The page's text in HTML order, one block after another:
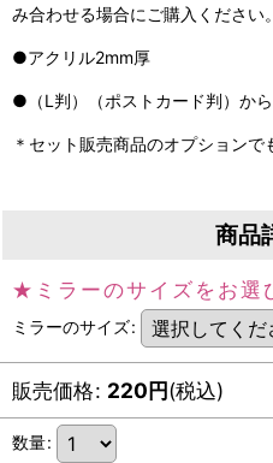
み合わせる場合にご購入ください。
●アクリル2mm厚
●（L判）（ポストカード判）から
＊セット販売商品のオプションで
商品
素
材
アクリル2mm厚
寸
法
L判・ポストカード判
ご
注
○ミラーはアクリル素材のた
承ください。拭きとりも優し
★ミラーのサイズをお選
ミラーのサイズ:
販売価格: 220円(税込)
数量: